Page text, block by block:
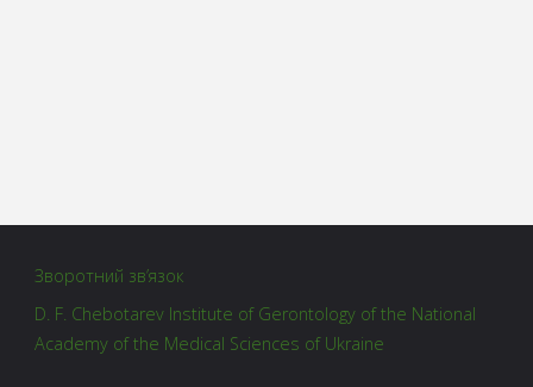
Зворотний зв’язок
D. F. Chebotarev Institute of Gerontology of the National
Academy of the Medical Sciences of Ukraine